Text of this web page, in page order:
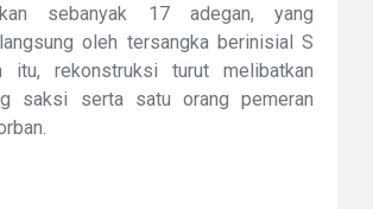
sebanyak 17 adegan, yang
oleh tersangka berinisial S
itu, rekonstruksi turut melibatkan
saksi serta satu orang pemeran